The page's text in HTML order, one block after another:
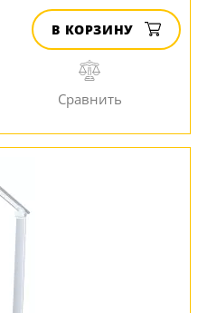
В КОРЗИНУ